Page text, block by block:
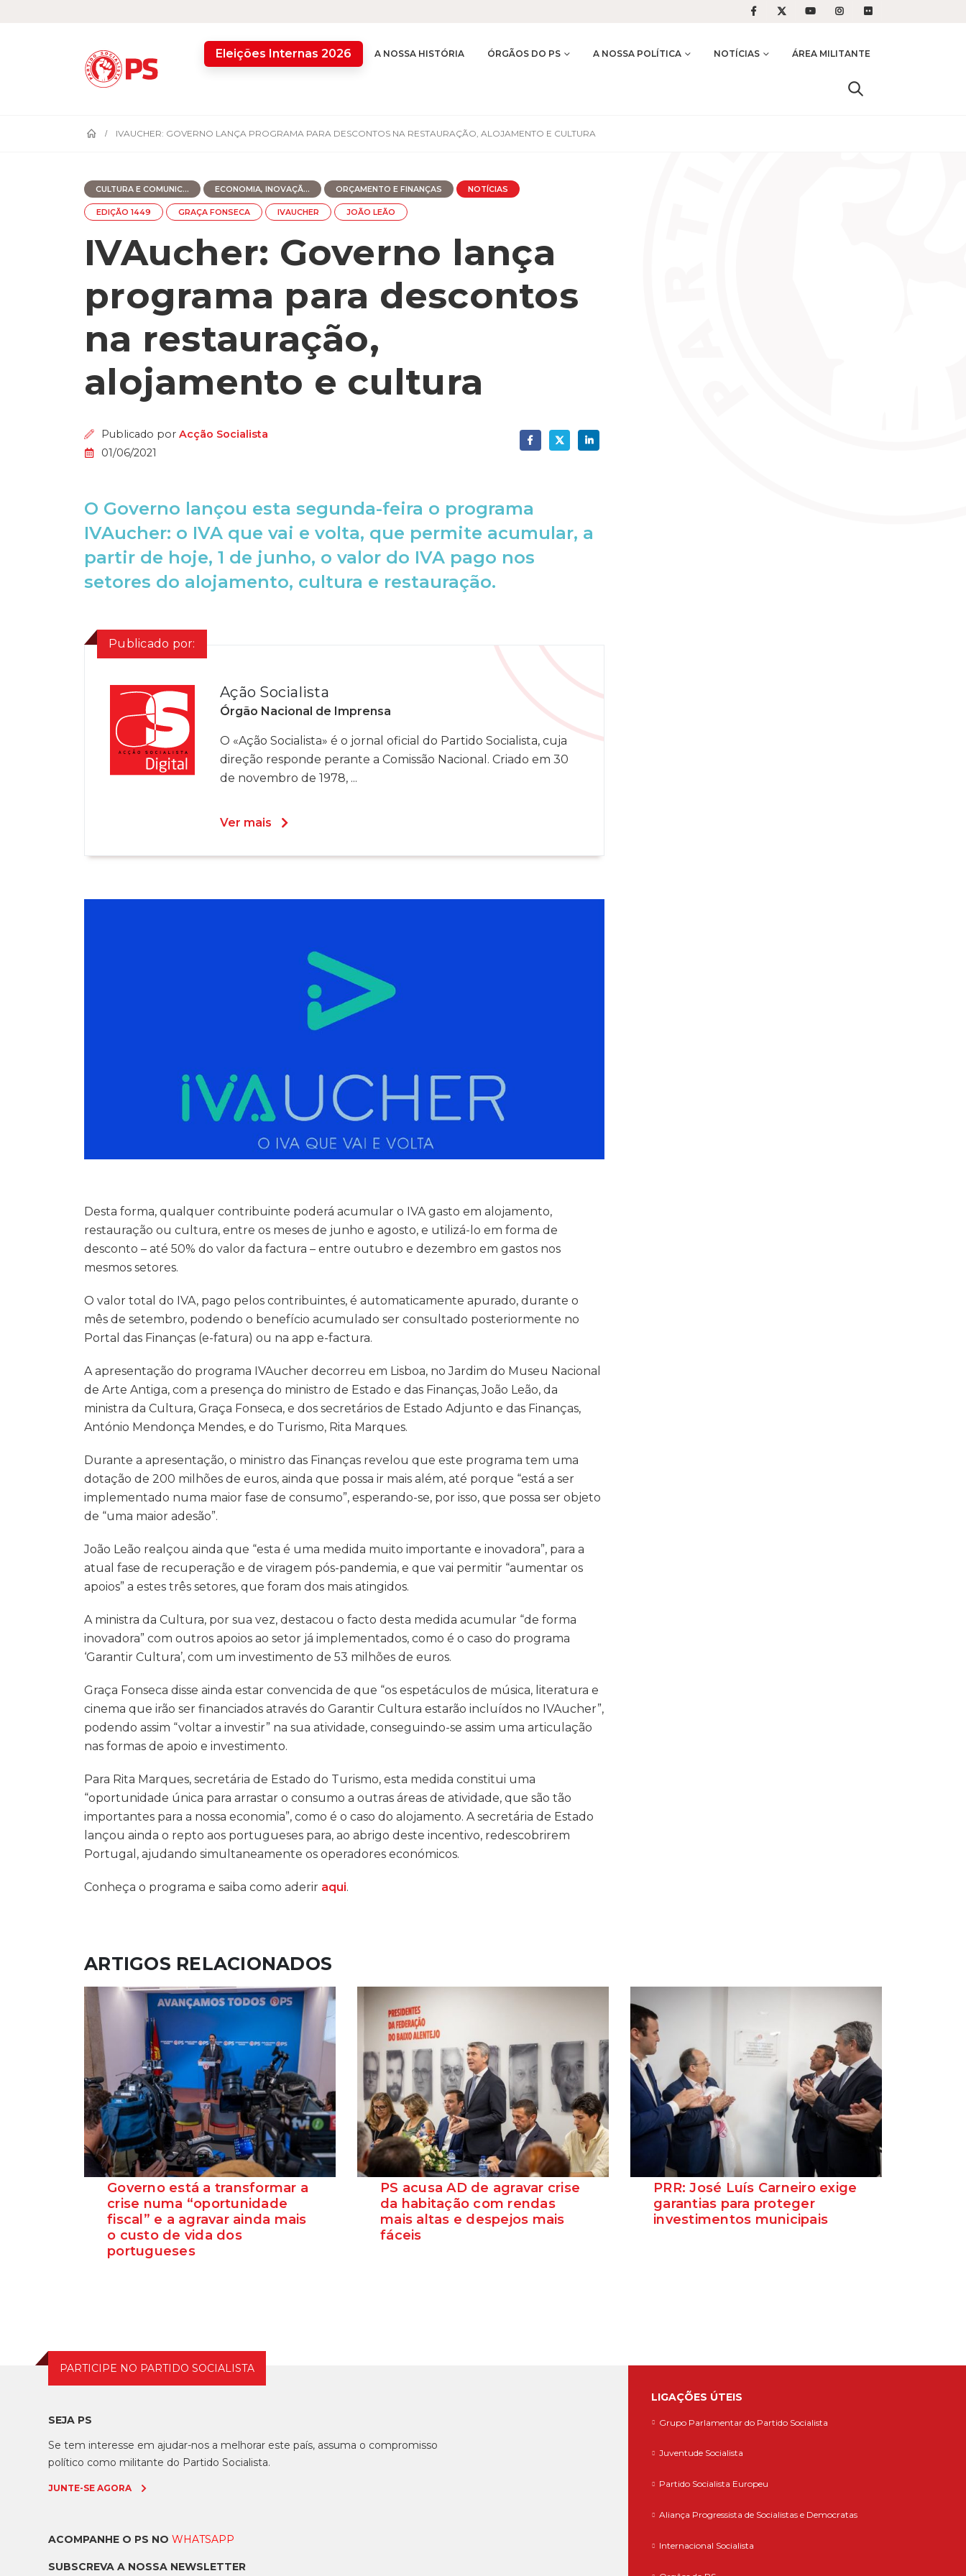
Eleições Internas 2026 A NOSSA HISTÓRIA ÓRGÃOS DO PS A NOSSA POLÍTICA NOTÍCIAS ÁREA MILITANTE
IVAUCHER: GOVERNO LANÇA PROGRAMA PARA DESCONTOS NA RESTAURAÇÃO, ALOJAMENTO E CULTURA
CULTURA E COMUNIC... ECONOMIA, INOVAÇÃ... ORÇAMENTO E FINANÇAS NOTÍCIAS
EDIÇÃO 1449 GRAÇA FONSECA IVAUCHER JOÃO LEÃO
IVAucher: Governo lança
programa para descontos
na restauração,
alojamento e cultura
01/06/2021
Publicado porAcção Socialista
O Governo lançou esta segunda-feira o programa
IVAucher: o IVA que vai e volta, que permite acumular, a
partir de hoje, 1 de junho, o valor do IVA pago nos
setores do alojamento, cultura e restauração.
Publicado por:
Ação Socialista
Órgão Nacional de Imprensa
O «Ação Socialista» é o jornal oficial do Partido Socialista, cuja
direção responde perante a Comissão Nacional. Criado em 30
de novembro de 1978, ...
Ver mais
Desta forma, qualquer contribuinte poderá acumular o IVA gasto em alojamento,
restauração ou cultura, entre os meses de junho e agosto, e utilizá-lo em forma de
desconto – até 50% do valor da factura – entre outubro e dezembro em gastos nos
mesmos setores.
O valor total do IVA, pago pelos contribuintes, é automaticamente apurado, durante o
mês de setembro, podendo o benefício acumulado ser consultado posteriormente no
Portal das Finanças (e-fatura) ou na app e-factura.
A apresentação do programa IVAucher decorreu em Lisboa, no Jardim do Museu Nacional
de Arte Antiga, com a presença do ministro de Estado e das Finanças, João Leão, da
ministra da Cultura, Graça Fonseca, e dos secretários de Estado Adjunto e das Finanças,
António Mendonça Mendes, e do Turismo, Rita Marques.
Durante a apresentação, o ministro das Finanças revelou que este programa tem uma
dotação de 200 milhões de euros, ainda que possa ir mais além, até porque “está a ser
implementado numa maior fase de consumo”, esperando-se, por isso, que possa ser objeto
de “uma maior adesão”.
João Leão realçou ainda que “esta é uma medida muito importante e inovadora”, para a
atual fase de recuperação e de viragem pós-pandemia, e que vai permitir “aumentar os
apoios” a estes três setores, que foram dos mais atingidos.
A ministra da Cultura, por sua vez, destacou o facto desta medida acumular “de forma
inovadora” com outros apoios ao setor já implementados, como é o caso do programa
‘Garantir Cultura’, com um investimento de 53 milhões de euros.
Graça Fonseca disse ainda estar convencida de que “os espetáculos de música, literatura e
cinema que irão ser financiados através do Garantir Cultura estarão incluídos no IVAucher”,
podendo assim “voltar a investir” na sua atividade, conseguindo-se assim uma articulação
nas formas de apoio e investimento.
Para Rita Marques, secretária de Estado do Turismo, esta medida constitui uma
“oportunidade única para arrastar o consumo a outras áreas de atividade, que são tão
importantes para a nossa economia”, como é o caso do alojamento. A secretária de Estado
lançou ainda o repto aos portugueses para, ao abrigo deste incentivo, redescobrirem
Portugal, ajudando simultaneamente os operadores económicos.
Conheça o programa e saiba como aderir aqui.
ARTIGOS RELACIONADOS
Governo está a transformar a
crise numa “oportunidade
fiscal” e a agravar ainda mais
o custo de vida dos
portugueses
PS acusa AD de agravar crise
da habitação com rendas
mais altas e despejos mais
fáceis
PRR: José Luís Carneiro exige
garantias para proteger
investimentos municipais
PARTICIPE NO PARTIDO SOCIALISTA
SEJA PS
Se tem interesse em ajudar-nos a melhorar este país, assuma o compromisso
político como militante do Partido Socialista.
JUNTE-SE AGORA
ACOMPANHE O PS NOWHATSAPP
SUBSCREVA A NOSSA NEWSLETTER
LIGAÇÕES ÚTEIS
Grupo Parlamentar do Partido Socialista
Juventude Socialista
Partido Socialista Europeu
Aliança Progressista de Socialistas e Democratas
Internacional Socialista